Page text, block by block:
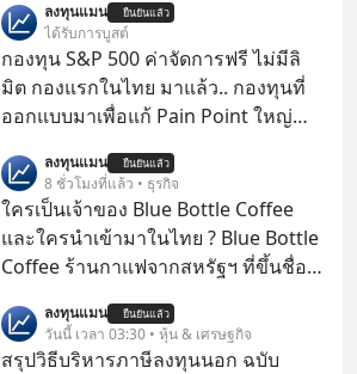
ป๊าผมเห็นโปสเตอร์หนังเรื่องนี้หลาย
เดือนก่อนและอยากดูมาก ด้วยเพราะว่า
อากงก็มาจากเมืองจีน ป๊าก็พูดแต้จิ๋วได้
มีเรื่องราวมีความผูกพันที่ได้ยินตั้งแต่
ลงทุนแมน ยืนยันแล้ว
ได้รับการบูสต์
กองทุน S&P 500 ค่าจัดการฟรี ไม่มีลิ
มิต กองแรกในไทย มาแล้ว.. กองทุนที่
ออกแบบมาเพื่อแก้ Pain Point ใหญ่
ลงทุนแมน ยืนยันแล้ว
8 ชั่วโมงที่แล้ว • ธุรกิจ
ใครเป็นเจ้าของ Blue Bottle Coffee
และใครนำเข้ามาในไทย ? Blue Bottle
Coffee ร้านกาแฟจากสหรัฐฯ ที่ขึ้นชื่อ
แรกในประเทศไทย ที่ Central Park
ลงทุนแมน ยืนยันแล้ว
วันนี้ เวลา 03:30 • หุ้น & เศรษฐกิจ
สรุปวิธีบริหารภาษีลงทุนนอก ฉบับ